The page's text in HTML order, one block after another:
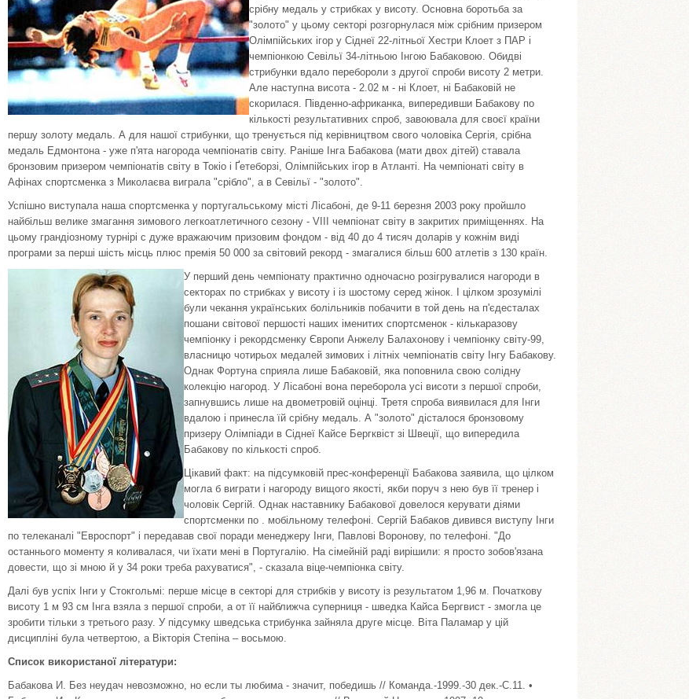
срібну медаль у стрибках у висоту. Основна боротьба за
"золото" у цьому секторі розгорнулася між срібним призером
Олімпійських ігор у Сіднеї 22-літньої Хестри Клоет з ПАР і
чемпіонкою Севільї 34-літньою Інгою Бабаковою. Обидві
стрибунки вдало перебороли з другої спроби висоту 2 метри.
Але наступна висота - 2.02 м - ні Клоет, ні Бабаковій не
скорилася. Південно-африканка, випередивши Бабакову по
кількості результативних спроб, завоювала для своєї країни
першу золоту медаль. А для нашої стрибунки, що тренується під керівництвом свого чоловіка Сергія, срібна
медаль Едмонтона - уже п'ята нагорода чемпіонатів світу. Раніше Інга Бабакова (мати двох дітей) ставала
бронзовим призером чемпіонатів світу в Токіо і Ґетеборзі, Олімпійських ігор в Атланті. На чемпіонаті світу в
Афінах спортсменка з Миколаєва виграла "срібло", а в Севільї - "золото".
Успішно виступала наша спортсменка у португальському місті Лісабоні, де 9-11 березня 2003 року пройшло
найбільш велике змагання зимового легкоатлетичного сезону - VІІІ чемпіонат світу в закритих приміщеннях. На
цьому грандіозному турнірі c дуже вражаючим призовим фондом - від 40 до 4 тисяч доларів у кожнім виді
програми за перші шість місць плюс премія 50 000 за світовий рекорд - змагалися більш 600 атлетів з 130 країн.
У перший день чемпіонату практично одночасно розігрувалися нагороди в
секторах по стрибках у висоту і із шостому серед жінок. І цілком зрозумілі
були чекання українських болільників побачити в той день на п'єдесталах
пошани світової першості наших іменитих спортсменок - кількаразову
чемпіонку і рекордсменку Європи Анжелу Балахонову і чемпіонку світу-99,
власницю чотирьох медалей зимових і літніх чемпіонатів світу Інгу Бабакову.
Однак Фортуна сприяла лише Бабаковій, яка поповнила свою солідну
колекцію нагород. У Лісабоні вона переборола усі висоти з першої спроби,
запнувшись лише на двометровій оцінці. Третя спроба виявилася для Інги
вдалою і принесла їй срібну медаль. А "золото" дісталося бронзовому
призеру Олімпіади в Сіднеї Кайсе Бергквіст зі Швеції, що випередила
Бабакову по кількості спроб.
Цікавий факт: на підсумковій прес-конференції Бабакова заявила, що цілком
могла б виграти і нагороду вищого якості, якби поруч з нею був її тренер і
чоловік Сергій. Однак наставнику Бабакової довелося керувати діями
спортсменки по . мобільному телефоні. Сергій Бабаков дивився виступу Інги
по телеканалі "Евроспорт" і передавав свої поради менеджеру Інги, Павлові Воронову, по телефоні. "До
останнього моменту я коливалася, чи їхати мені в Португалію. На сімейній раді вирішили: я просто зобов'язана
довести, що зі мною й у 34 роки треба рахуватися", - сказала віце-чемпіонка світу.
Далі був успіх Інги у Стокгольмі: перше місце в секторі для стрибків у висоту із результатом 1,96 м. Початкову
висоту 1 м 93 см Інга взяла з першої спроби, а от її найближча суперниця - шведка Кайса Бергвист - змогла це
зробити тільки з третього разу. У підсумку шведська стрибунка зайняла друге місце. Віта Паламар у цій
дисципліні була четвертою, а Вікторія Степіна – восьмою.
Список використаної літератури:
Бабакова И. Без неудач невозможно, но если ты любима - значит, победишь // Команда.-1999.-30 дек.-С.11. •